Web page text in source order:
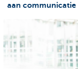
aan communicatie
Doccle gebruikt, of
afspraak maakt.